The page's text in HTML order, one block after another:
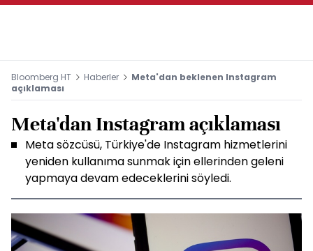
Bloomberg HT Haberler
Meta'dan beklenen Instagram
açıklaması
Meta'dan Instagram açıklaması
Meta sözcüsü, Türkiye'de Instagram hizmetlerini
yeniden kullanıma sunmak için ellerinden geleni
yapmaya devam edeceklerini söyledi.